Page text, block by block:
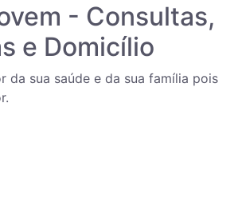
- Consultas,
e Domicílio
da sua saúde e da sua família pois